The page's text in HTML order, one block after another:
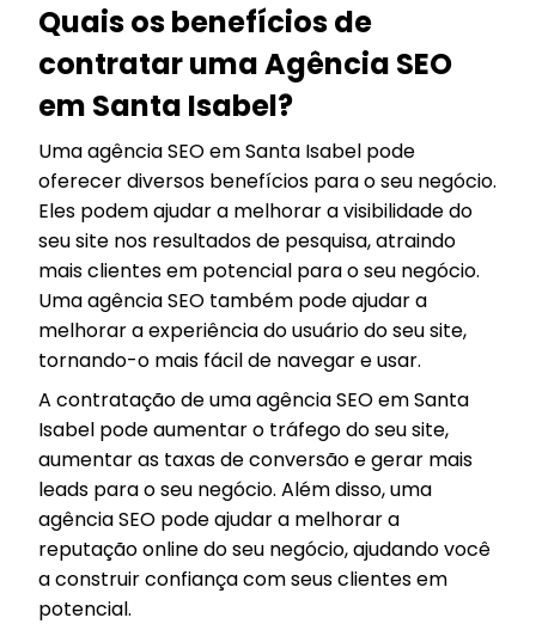
Quais os benefícios de
contratar uma Agência SEO
em Santa Isabel?
Uma agência SEO em Santa Isabel pode
oferecer diversos benefícios para o seu negócio.
Eles podem ajudar a melhorar a visibilidade do
seu site nos resultados de pesquisa, atraindo
mais clientes em potencial para o seu negócio.
Uma agência SEO também pode ajudar a
melhorar a experiência do usuário do seu site,
tornando-o mais fácil de navegar e usar.
A contratação de uma agência SEO em Santa
Isabel pode aumentar o tráfego do seu site,
aumentar as taxas de conversão e gerar mais
leads para o seu negócio. Além disso, uma
agência SEO pode ajudar a melhorar a
reputação online do seu negócio, ajudando você
a construir confiança com seus clientes em
potencial.